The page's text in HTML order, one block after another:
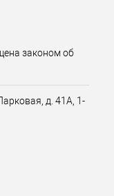
законом об
д. 41А, 1-